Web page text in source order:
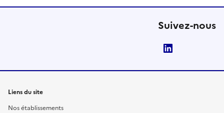
Suivez-nous
Liens du site
Nos établissements